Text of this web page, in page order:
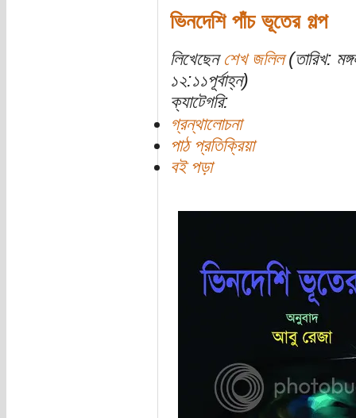
ভিনদেশি পাঁচ ভূতের গল্প
লিখেছেন শেখ জলিল(তারিখ:
১২:১১পূর্বাহ্ন)
ক্যাটেগরি:
গ্রন্থালোচনা
পাঠ প্রতিক্রিয়া
বই পড়া